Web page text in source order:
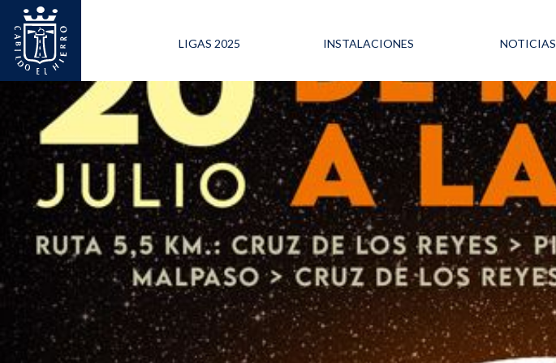
LIGAS 2025 INSTALACIONES NOTICIAS